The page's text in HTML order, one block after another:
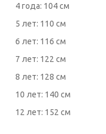
4 года: 104 см
5 лет: 110 см
6 лет: 116 см
7 лет: 122 см
8 лет: 128 см
10 лет: 140 см
12 лет: 152 см